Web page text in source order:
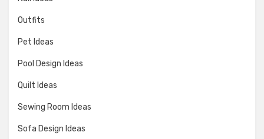
Outfits
Pet Ideas
Pool Design Ideas
Quilt Ideas
Sewing Room Ideas
Sofa Design Ideas